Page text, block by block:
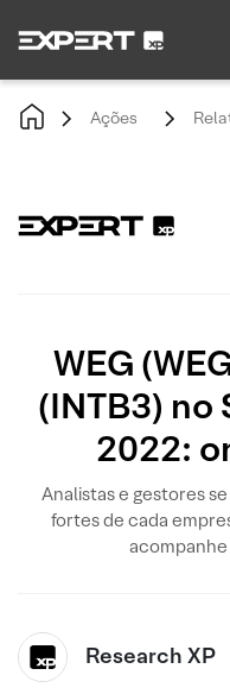
Ações
WEG
(INTB3)
2022:
Analistas e gestores
fortes de cada
acompanhe
Research XP